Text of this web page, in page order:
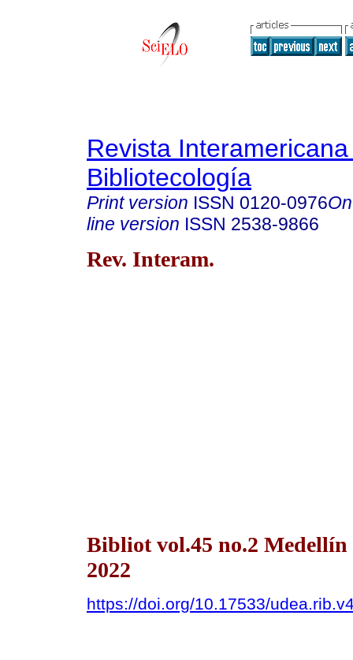
Revista
Bibliotecología
Print version ISSN 0120-0976
line version ISSN 2538-9866
Rev. Interam.
Bibliot vol.45 no.2
2022
https://doi.org/10.17533/